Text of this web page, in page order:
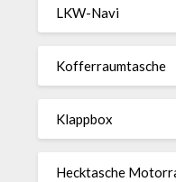
LKW-Navi
Kof­fer­raum­ta­sche
Klappbox
Heck­ta­sche